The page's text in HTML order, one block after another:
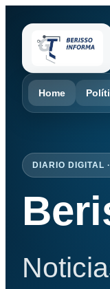
Home
DIARIO DIGITAL